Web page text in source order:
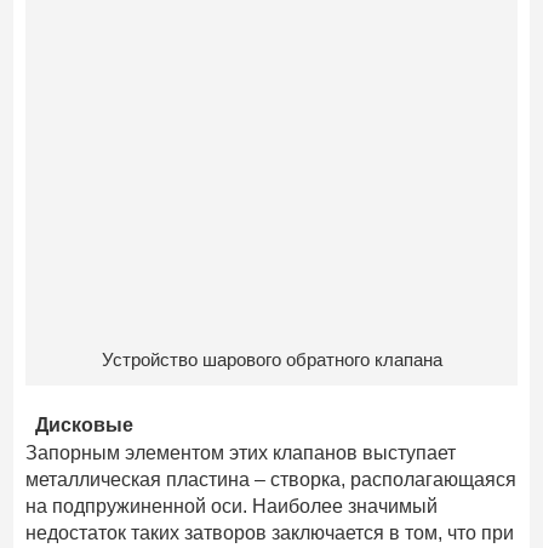
Устройство шарового обратного клапана
Дисковые
Запорным элементом этих клапанов выступает
металлическая пластина – створка, располагающаяся
на подпружиненной оси. Наиболее значимый
недостаток таких затворов заключается в том, что при